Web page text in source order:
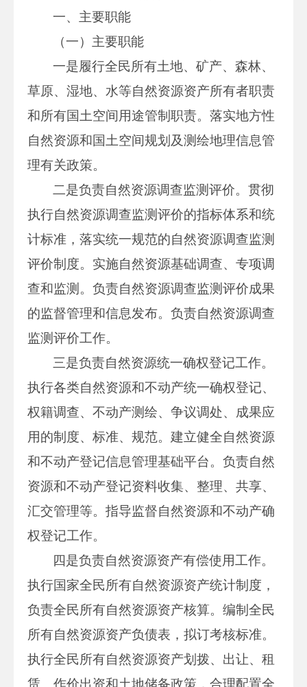
一、主要职能
（一）主要职能
一是履行全民所有土地、矿产、森林、
草原、湿地、水等自然资源资产所有者职责
和所有国土空间用途管制职责。落实地方性
自然资源和国土空间规划及测绘地理信息管
理有关政策。
二是负责自然资源调查监测评价。贯彻
执行自然资源调查监测评价的指标体系和统
计标准，落实统一规范的自然资源调查监测
评价制度。实施自然资源基础调查、专项调
查和监测。负责自然资源调查监测评价成果
的监督管理和信息发布。负责自然资源调查
监测评价工作。
三是负责自然资源统一确权登记工作。
执行各类自然资源和不动产统一确权登记、
权籍调查、不动产测绘、争议调处、成果应
用的制度、标准、规范。建立健全自然资源
和不动产登记信息管理基础平台。负责自然
资源和不动产登记资料收集、整理、共享、
汇交管理等。指导监督自然资源和不动产确
权登记工作。
四是负责自然资源资产有偿使用工作。
执行国家全民所有自然资源资产统计制度，
负责全民所有自然资源资产核算。编制全民
所有自然资源资产负债表，拟订考核标准。
执行全民所有自然资源资产划拨、出让、租
赁、作价出资和土地储备政策，合理配置全